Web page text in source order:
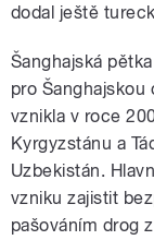
dodal ještě
Šanghajská
pro Šanghajskou
vznikla v roce
Kyrgyzstánu a
Uzbekistán.
vzniku zajistit
pašováním drog